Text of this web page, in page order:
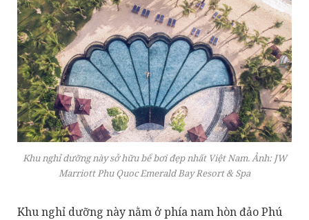
Khu nghỉ dưỡng này sở hữu bể bơi đẹp nhất Việt Nam. Ảnh: JW
Marriott Phu Quoc Emerald Bay Resort & Spa
Khu nghỉ dưỡng này nằm ở phía nam hòn đảo Phú